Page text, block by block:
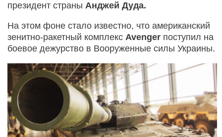
президент страны Анджей Дуда.
На этом фоне стало известно, что американский
зенитно-ракетный комплекс Avenger поступил на
боевое дежурство в Вооруженные силы Украины.